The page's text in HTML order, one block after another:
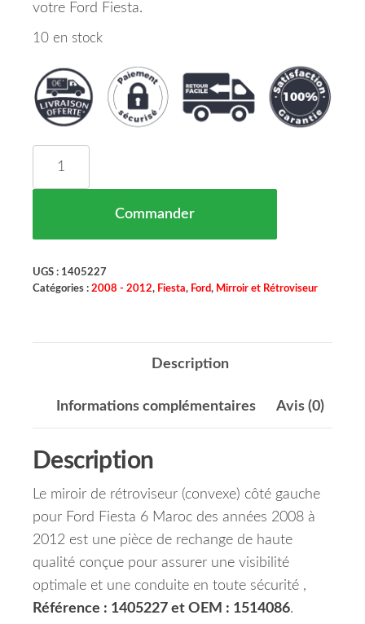
votre Ford Fiesta.
10 en stock
Commander
UGS : 1405227
Catégories : 2008 - 2012, Fiesta, Ford, Mirroir et Rétroviseur
Description
Informations complémentaires Avis (0)
Description
Le miroir de rétroviseur (convexe) côté gauche
pour Ford Fiesta 6 Maroc des années 2008 à
2012 est une pièce de rechange de haute
qualité conçue pour assurer une visibilité
optimale et une conduite en toute sécurité ,
Référence : 1405227 et OEM : 1514086.